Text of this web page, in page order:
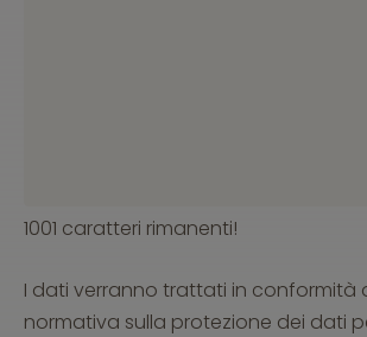
1001 caratteri rimanenti!
I dati verranno trattati in conformità
normativa sulla protezione dei dati